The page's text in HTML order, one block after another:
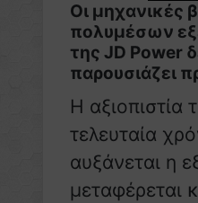
Οι μηχανικές
πολυμέσων
της JD Power
παρουσιάζει
Η αξιοπιστία
τελευταία
αυξάνεται η
μεταφέρεται